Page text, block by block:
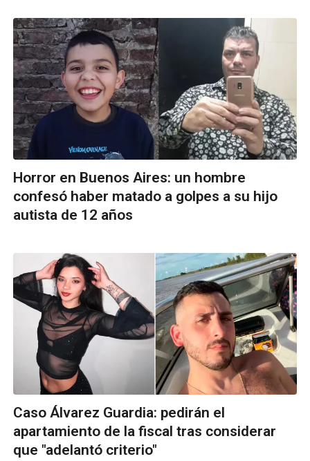
Horror en Buenos Aires: un hombre
confesó haber matado a golpes a su hijo
autista de 12 años
Caso Álvarez Guardia: pedirán el
apartamiento de la fiscal tras considerar
que "adelantó criterio"